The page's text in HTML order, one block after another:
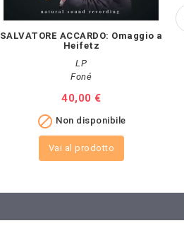
SALVATORE ACCARDO: Omaggio a
Heifetz
LP
Foné
Prezzo
40,00 €
 Non disponibile
Vai al prodotto